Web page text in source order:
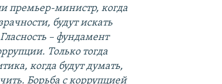
премьер-министр, когда
будут искать
– фундамент
Только тогда
когда будут думать,
Борьба с коррупцией